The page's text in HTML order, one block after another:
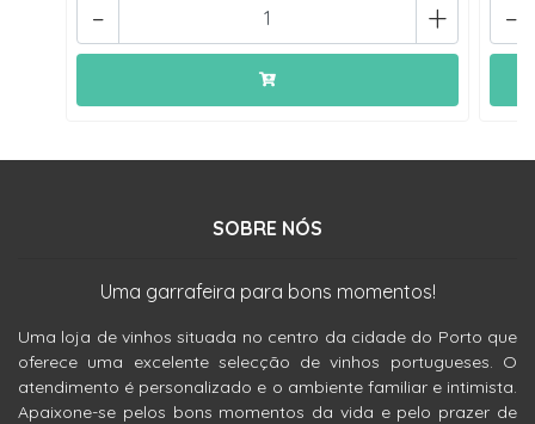
+
- -
SOBRE NÓS
Uma garrafeira para bons momentos!
Uma loja de vinhos situada no centro da cidade do Porto que
oferece uma excelente selecção de vinhos portugueses. O
atendimento é personalizado e o ambiente familiar e intimista.
Apaixone-se pelos bons momentos da vida e pelo prazer de